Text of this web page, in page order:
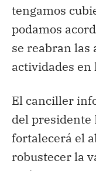
tengamos
podamos
se reabran las
actividades en
El canciller
del presidente
fortalecerá el
robustecer la